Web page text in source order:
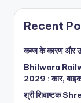
Recent
कब्ज के कारण और
Bhilwara
2029 : कार, बाइक
श्री शिवाष्टक